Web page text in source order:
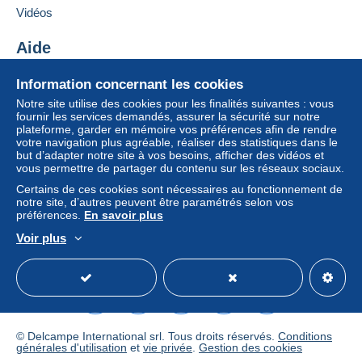
Si les conditions de vente du vendeur comportent
considérer comme nulles et non avenues. Les
conditions de paiement du site Delcampe, telles
que définies dans les
conditions d’utilisation
Les achats doivent être payés dans les14 jours
suivant la réception du décompte final de la part du
vendeur.
Droit de rétractation|Frais de retour à charge de
l’acheteur.
Pour connaître les délais de retour et de
remboursement du lot, consultez les
générales d’utilisation
FRAIS DE PORT pour
envoie de 20 gr
Information concernant les cookies
Notre site utilise des cookies pour les finalités suivantes : vous
fournir les services demandés, assurer la sécurité sur notre
plateforme, garder en mémoire vos préférences afin de rendre
votre navigation plus agréable, réaliser des statistiques dans le
but d’adapter notre site à vos besoins, afficher des vidéos et
vous permettre de partager du contenu sur les réseaux sociaux.
Certains de ces cookies sont nécessaires au fonctionnement de
notre site, d’autres peuvent être paramétrés selon vos
préférences. En savoir plus
Voir plus
Vidéos
Aide
Acheter sur Delcampe
Vendre sur Delcampe
Un site sécurisé
© Delcampe International srl. Tous droits réservés. Conditions
générales d'utilisation et vie privée Gestion des cookies